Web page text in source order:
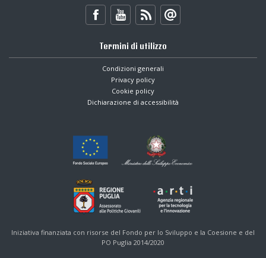
Termini di utilizzo
Condizioni generali
Privacy policy
Cookie policy
Dichiarazione di accessibilità
Iniziativa finanziata con risorse del Fondo per lo Sviluppo e la Coesione e del
PO Puglia 2014/2020